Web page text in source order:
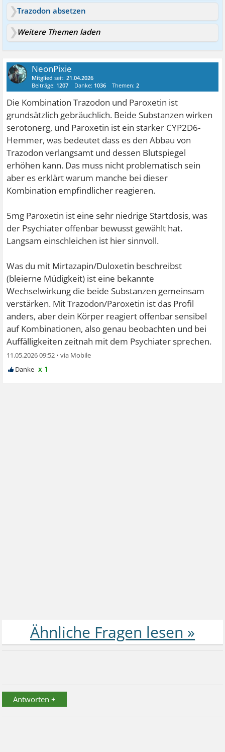
Trazodon absetzen
Weitere Themen laden
NeonPixie
Mitglied seit:21.04.2026
Beiträge: 1207 Danke: 1036 Themen:2
Die Kombination Trazodon und Paroxetin ist
grundsätzlich gebräuchlich. Beide Substanzen wirken
serotonerg, und Paroxetin ist ein starker CYP2D6-
Hemmer, was bedeutet dass es den Abbau von
Trazodon verlangsamt und dessen Blutspiegel
erhöhen kann. Das muss nicht problematisch sein
aber es erklärt warum manche bei dieser
Kombination empfindlicher reagieren.
5mg Paroxetin ist eine sehr niedrige Startdosis, was
der Psychiater offenbar bewusst gewählt hat.
Langsam einschleichen ist hier sinnvoll.
Was du mit Mirtazapin/Duloxetin beschreibst
(bleierne Müdigkeit) ist eine bekannte
Wechselwirkung die beide Substanzen gemeinsam
verstärken. Mit Trazodon/Paroxetin ist das Profil
anders, aber dein Körper reagiert offenbar sensibel
auf Kombinationen, also genau beobachten und bei
Auffälligkeiten zeitnah mit dem Psychiater sprechen.
11.05.2026 09:52 •
x 1
Antworten +